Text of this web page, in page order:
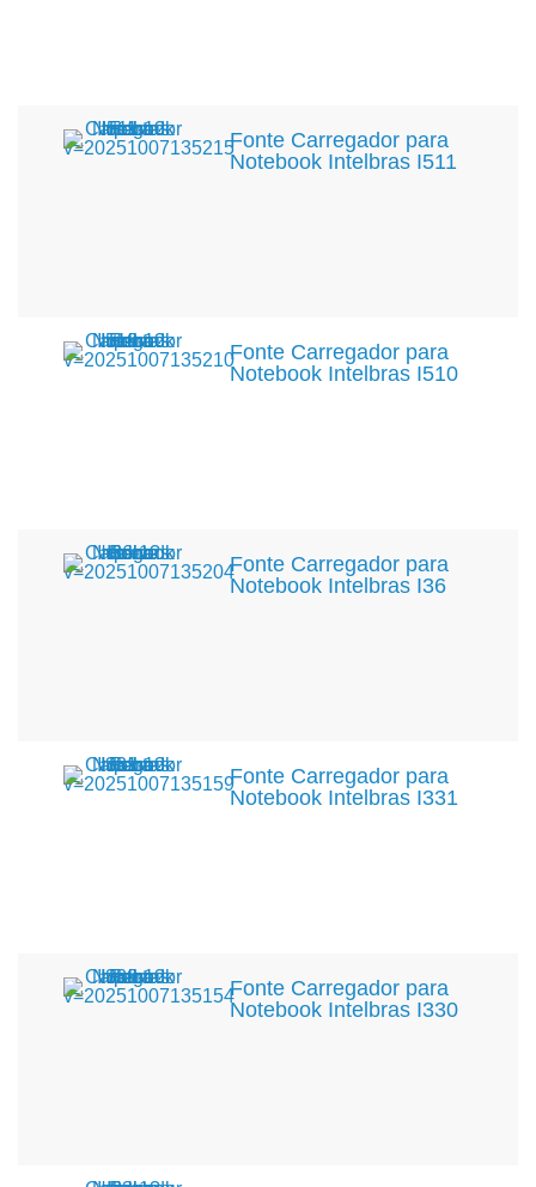
Fonte Carregador para
Notebook Intelbras I511
Fonte Carregador para
Notebook Intelbras I510
Fonte Carregador para
Notebook Intelbras I36
Fonte Carregador para
Notebook Intelbras I331
Fonte Carregador para
Notebook Intelbras I330